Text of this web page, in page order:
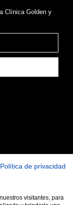
Clínica Golden y
Política de privacidad
visitantes, para